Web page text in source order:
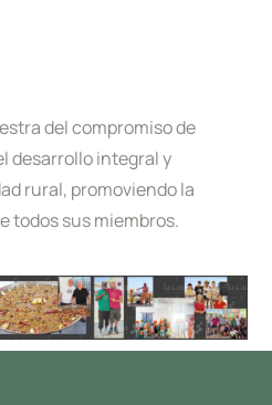
del compromiso de
desarrollo integral y
rural, promoviendo la
todos sus miembros.